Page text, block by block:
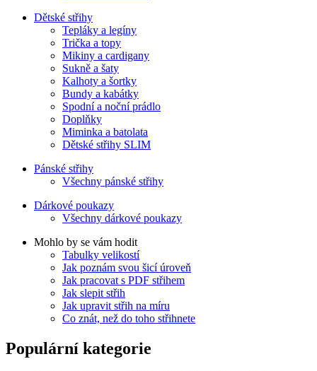
Dětské střihy
Tepláky a legíny
Trička a topy
Mikiny a cardigany
Sukně a šaty
Kalhoty a šortky
Bundy a kabátky
Spodní a noční prádlo
Doplňky
Miminka a batolata
Dětské střihy SLIM
Pánské střihy
Všechny pánské střihy
Dárkové poukazy
Všechny dárkové poukazy
Mohlo by se vám hodit
Tabulky velikostí
Jak poznám svou šicí úroveň
Jak pracovat s PDF střihem
Jak slepit střih
Jak upravit střih na míru
Co znát, než do toho střihnete
Populární kategorie